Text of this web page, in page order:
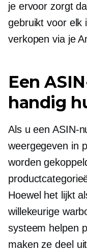
je ervoor zorgt
gebruikt voor elk
verkopen via je
Een
handig
Als u een ASIN-
weergegeven in
worden
Hoewel het lijkt
willekeurige
systeem helpen
maken ze deel